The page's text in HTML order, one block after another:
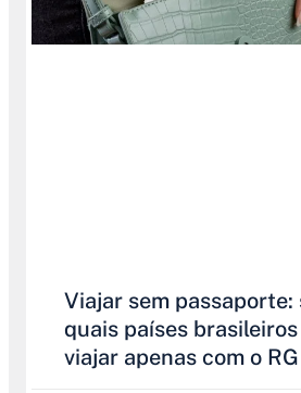
Viajar sem passaporte:
quais países
viajar apenas com o RG